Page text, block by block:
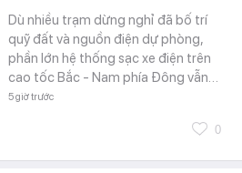
Dù nhiều trạm dừng nghỉ đã bố trí
quỹ đất và nguồn điện dự phòng,
phần lớn hệ thống sạc xe điện trên
cao tốc Bắc - Nam phía Đông vẫn…
5 giờ trước
0